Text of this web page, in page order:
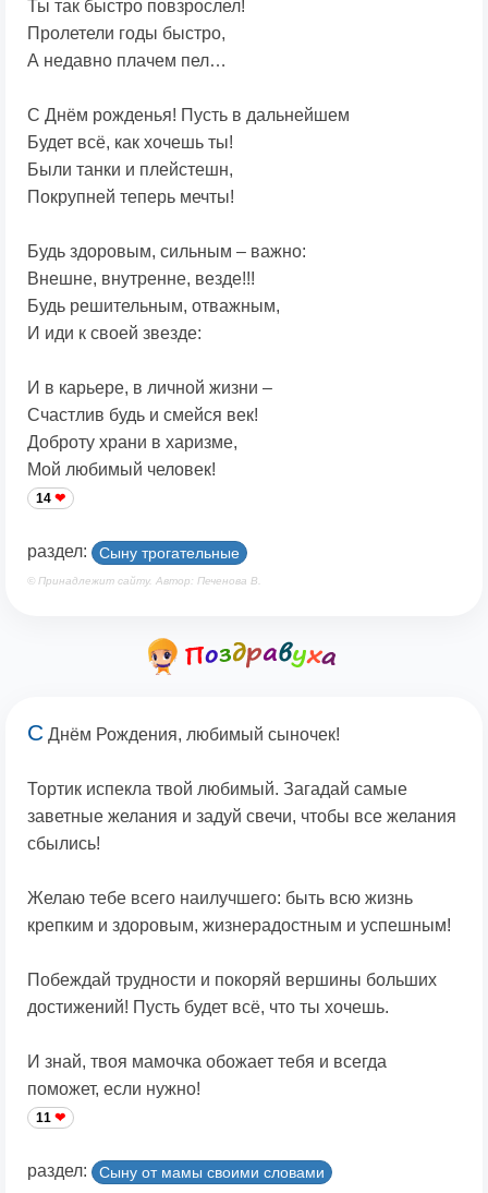
Ты так быстро повзрослел!
Пролетели годы быстро,
А недавно плачем пел…
С Днём рожденья! Пусть в дальнейшем
Будет всё, как хочешь ты!
Были танки и плейстешн,
Покрупней теперь мечты!
Будь здоровым, сильным – важно:
Внешне, внутренне, везде!!!
Будь решительным, отважным,
И иди к своей звезде:
И в карьере, в личной жизни –
Счастлив будь и смейся век!
Доброту храни в харизме,
Мой любимый человек!
14
раздел: Сыну трогательные
© Принадлежит сайту. Автор: Печенова В.
С Днём Рождения, любимый сыночек!
Тортик испекла твой любимый. Загадай самые
заветные желания и задуй свечи, чтобы все желания
сбылись!
Желаю тебе всего наилучшего: быть всю жизнь
крепким и здоровым, жизнерадостным и успешным!
Побеждай трудности и покоряй вершины больших
достижений! Пусть будет всё, что ты хочешь.
И знай, твоя мамочка обожает тебя и всегда
поможет, если нужно!
11
раздел: Сыну от мамы своими словами